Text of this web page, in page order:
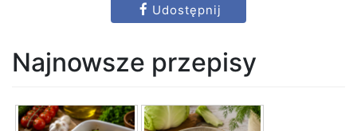
Udostępnij
Najnowsze przepisy